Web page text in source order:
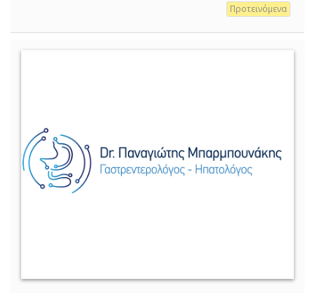
Προτεινόμενα